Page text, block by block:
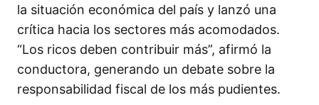
la situación económica del país y lanzó una
crítica hacia los sectores más acomodados.
“Los ricos deben contribuir más”, afirmó la
conductora, generando un debate sobre la
responsabilidad fiscal de los más pudientes.​